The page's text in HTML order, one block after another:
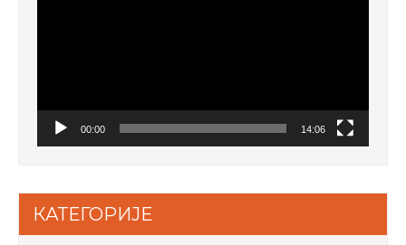
00:00 14:06
КАТЕГОРИЈЕ